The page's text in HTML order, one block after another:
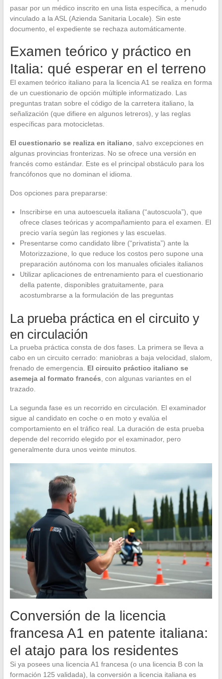
pasar por un médico inscrito en una lista específica, a menudo
vinculado a la ASL (Azienda Sanitaria Locale). Sin este
documento, el expediente se rechaza automáticamente.
Examen teórico y práctico en
Italia: qué esperar en el terreno
El examen teórico italiano para la licencia A1 se realiza en forma
de un cuestionario de opción múltiple informatizado. Las
preguntas tratan sobre el código de la carretera italiano, la
señalización (que difiere en algunos letreros), y las reglas
específicas para motocicletas.
El cuestionario se realiza en italiano, salvo excepciones en
algunas provincias fronterizas. No se ofrece una versión en
francés como estándar. Este es el principal obstáculo para los
francófonos que no dominan el idioma.
Dos opciones para prepararse:
Inscribirse en una autoescuela italiana (“autoscuola”), que
ofrece clases teóricas y acompañamiento para el examen. El
precio varía según las regiones y las escuelas.
Presentarse como candidato libre (“privatista”) ante la
Motorizzazione, lo que reduce los costos pero supone una
preparación autónoma con los manuales oficiales italianos
Utilizar aplicaciones de entrenamiento para el cuestionario
della patente, disponibles gratuitamente, para
acostumbrarse a la formulación de las preguntas
La prueba práctica en el circuito y
en circulación
La prueba práctica consta de dos fases. La primera se lleva a
cabo en un circuito cerrado: maniobras a baja velocidad, slalom,
frenado de emergencia. El circuito práctico italiano se
asemeja al formato francés, con algunas variantes en el
trazado.
La segunda fase es un recorrido en circulación. El examinador
sigue al candidato en coche o en moto y evalúa el
comportamiento en el tráfico real. La duración de esta prueba
depende del recorrido elegido por el examinador, pero
generalmente dura unos veinte minutos.
Conversión de la licencia
francesa A1 en patente italiana:
el atajo para los residentes
Si ya posees una licencia A1 francesa (o una licencia B con la
formación 125 validada), la conversión a licencia italiana es